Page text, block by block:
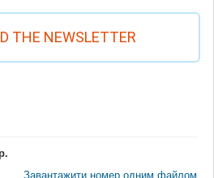
THE NEWSLETTER
Завантажити номер одним файлом